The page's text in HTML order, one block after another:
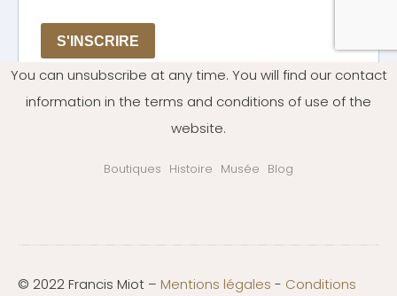
You can unsubscribe at any time. You will find our contact
information in the terms and conditions of use of the
website.
Boutiques Histoire Musée Blog
© 2022 Francis Miot – Mentions légales - Conditions